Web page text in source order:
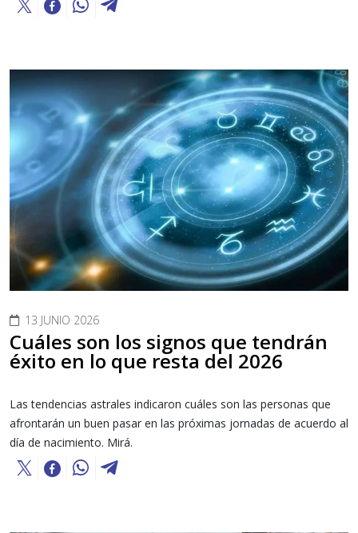
13 JUNIO 2026
Cuáles son los signos que tendrán
éxito en lo que resta del 2026
Las tendencias astrales indicaron cuáles son las personas que
afrontarán un buen pasar en las próximas jornadas de acuerdo al
día de nacimiento. Mirá.